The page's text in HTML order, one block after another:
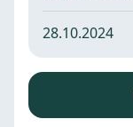
28.10.2024